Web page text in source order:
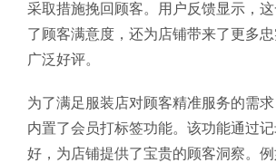
采取措施挽回顾客。用户反馈显示，
了顾客满意度，还为店铺带来了更多
广泛好评。
为了满足服装店对顾客精准服务的需
内置了会员打标签功能。该功能通过
好，为店铺提供了宝贵的顾客洞察。